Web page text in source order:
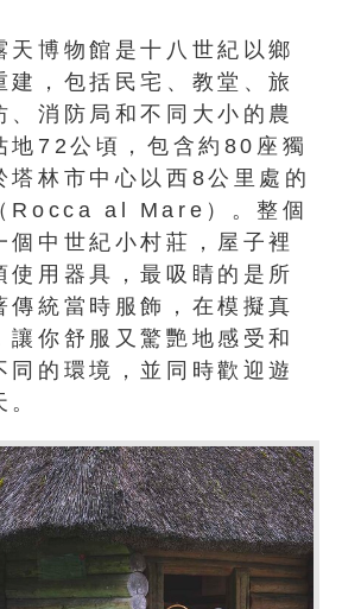
天博物館是十八世紀以鄉
建，包括民宅、教堂、旅
、消防局和不同大小的農
地72公頃，包含約80座獨
塔林市中心以西8公里處的
Rocca al Mare）。整個
個中世紀小村莊，屋子裡
使用器具，最吸睛的是所
傳統當時服飾，在模擬真
讓你舒服又驚艷地感受和
同的環境，並同時歡迎遊